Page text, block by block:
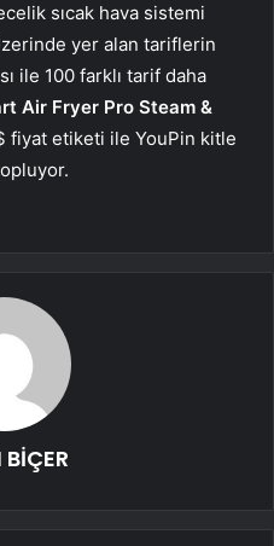
sıcak hava sistemi
yer alan tariflerin
ile 100 farklı tarif daha
Air Fryer Pro Steam &
fiyat etiketi ile YouPin kitle